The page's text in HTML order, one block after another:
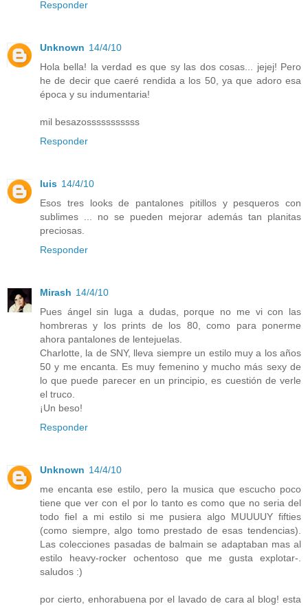
Responder
Unknown 14/4/10
Hola bella! la verdad es que sy las dos cosas... jejej! Pero
he de decir que caeré rendida a los 50, ya que adoro esa
época y su indumentaria!
mil besazosssssssssss
Responder
luis 14/4/10
Esos tres looks de pantalones pitillos y pesqueros con
sublimes ... no se pueden mejorar además tan planitas
preciosas.
Responder
Mirash 14/4/10
Pues ángel sin luga a dudas, porque no me vi con las
hombreras y los prints de los 80, como para ponerme
ahora pantalones de lentejuelas.
Charlotte, la de SNY, lleva siempre un estilo muy a los años
50 y me encanta. Es muy femenino y mucho más sexy de
lo que puede parecer en un principio, es cuestión de verle
el truco.
¡Un beso!
Responder
Unknown 14/4/10
me encanta ese estilo, pero la musica que escucho poco
tiene que ver con el por lo tanto es como que no seria del
todo fiel a mi estilo si me pusiera algo MUUUUY fifties
(como siempre, algo tomo prestado de esas tendencias).
Las colecciones pasadas de balmain se adaptaban mas al
estilo heavy-rocker ochentoso que me gusta explotar-.
saludos :)
por cierto, enhorabuena por el lavado de cara al blog! esta